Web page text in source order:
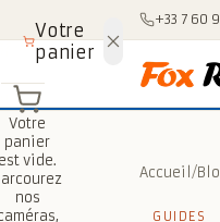
Aller au contenu +33 7 60
Accueil /
GUIDES
Votre
panier
Votre
panier
vide.
nos